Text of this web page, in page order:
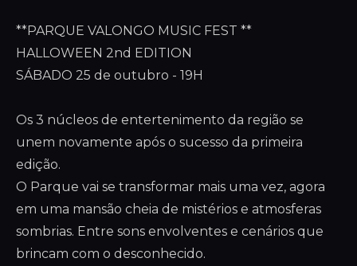
**PARQUE VALONGO MUSIC FEST **
HALLOWEEN 2nd EDITION
SÁBADO 25 de outubro - 19H
Os 3 núcleos de entertenimento da região se
unem novamente após o sucesso da primeira
edição.
O Parque vai se transformar mais uma vez, agora
em uma mansão cheia de mistérios e atmosferas
sombrias. Entre sons envolventes e cenários que
brincam com o desconhecido.